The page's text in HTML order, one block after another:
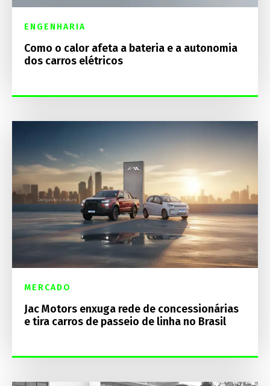
ENGENHARIA
Como o calor afeta a bateria e a autonomia
dos carros elétricos
MERCADO
Jac Motors enxuga rede de concessionárias
e tira carros de passeio de linha no Brasil